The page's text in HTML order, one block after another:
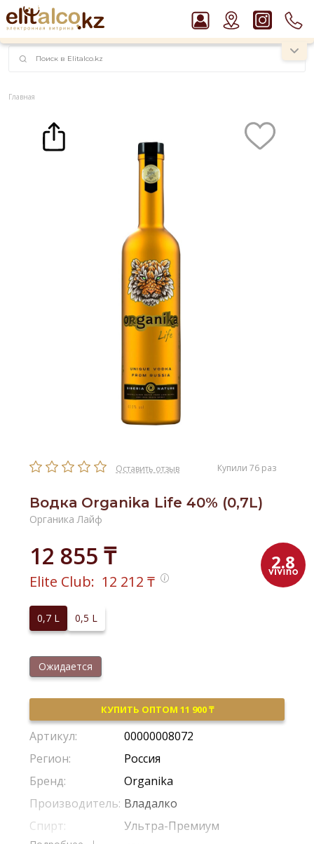
наименований!
instagram.com/rojo.kz
Рекомендуем
Пиво Guinness Draught 4,2% Can
Джин Gordon`s London Dry Gin 37,5%
Водка Smirnoff Red Vodka 37,5%
Виски Talisker 10 YO Malt 45,8% in Box
Главная
Оставить отзыв Купили 76 раз
Водка Organika Life 40% (0,7L)
Органика Лайф
12 855 ₸ 2.8
Elite Club: 12 212 ₸
0,7 L 0,5 L
Ожидается
КУПИТЬ ОПТОМ 11 900 ₸
Артикул:
00000008072
Регион:
Россия
Бренд:
Organika
Производитель: Владалко
Спирт:
Ультра-Премиум